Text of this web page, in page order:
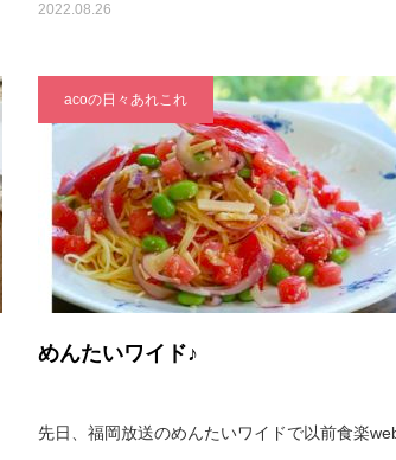
2022.08.26
acoの日々あれこれ
めんたいワイド♪
先日、福岡放送のめんたいワイドで以前食楽